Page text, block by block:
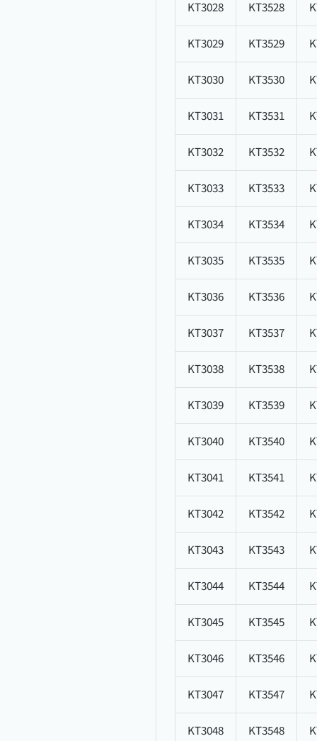
KT3028 KT3528
KT3029 KT3529
KT3030 KT3530
KT3031 KT3531
KT3032 KT3532
KT3033 KT3533
KT3034 KT3534
KT3035 KT3535
KT3036 KT3536
KT3037 KT3537
KT3038 KT3538
KT3039 KT3539
KT3040 KT3540
KT3041 KT3541
KT3042 KT3542
KT3043 KT3543
KT3044 KT3544
KT3045 KT3545
KT3046 KT3546
KT3047 KT3547
KT3048 KT3548